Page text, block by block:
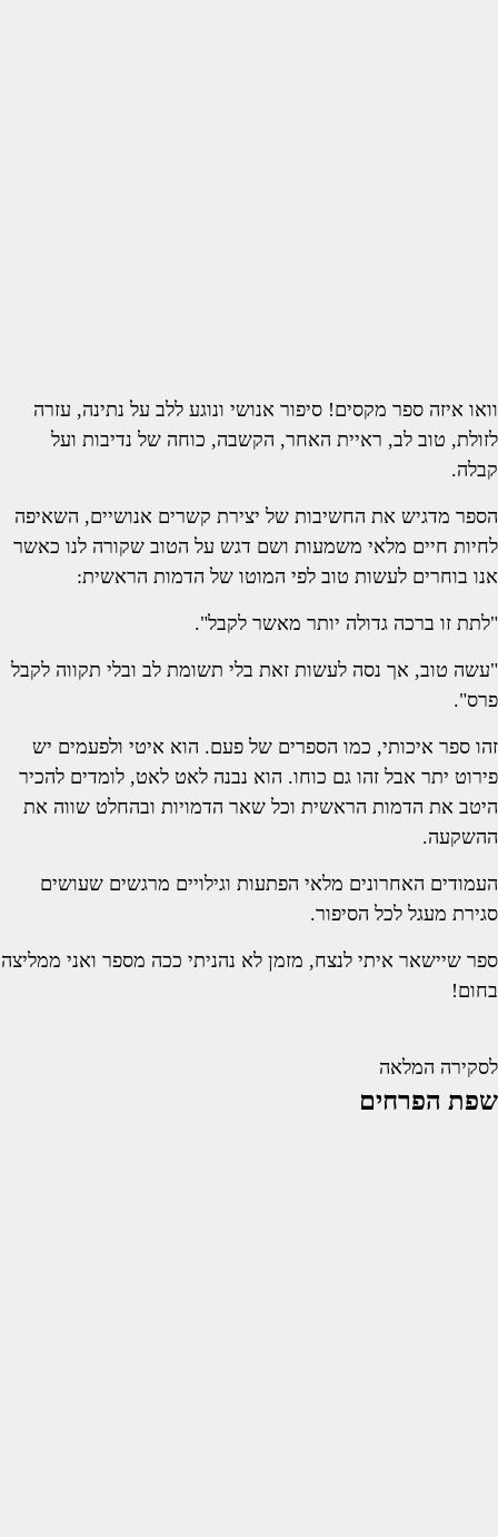
וואו איזה ספר מקסים! סיפור אנושי ונוגע ללב על נתינה, עזרה
לזולת, טוב לב, ראיית האחר, הקשבה, כוחה של נדיבות ועל
קבלה.
הספר מדגיש את החשיבות של יצירת קשרים אנושיים, השאיפה
לחיות חיים מלאי משמעות ושם דגש על הטוב שקורה לנו כאשר
אנו בוחרים לעשות טוב לפי המוטו של הדמות הראשית:
"לתת זו ברכה גדולה יותר מאשר לקבל".
"עשה טוב, אך נסה לעשות זאת בלי תשומת לב ובלי תקווה לקבל
פרס".
זהו ספר איכותי, כמו הספרים של פעם. הוא איטי ולפעמים יש
פירוט יתר אבל זהו גם כוחו. הוא נבנה לאט לאט, לומדים להכיר
היטב את הדמות הראשית וכל שאר הדמויות ובהחלט שווה את
ההשקעה.
העמודים האחרונים מלאי הפתעות וגילויים מרגשים שעושים
סגירת מעגל לכל הסיפור.
ספר שיישאר איתי לנצח, מזמן לא נהניתי ככה מספר ואני ממליצה
בחום!
לסקירה המלאה
שפת הפרחים